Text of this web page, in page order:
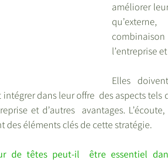
améliorer
l’entreprise
Elles
dans leur offre  des aspects
et d’autres  avantages.
éléments clés de cette stratégie.
de têtes peut-il  être essentiel